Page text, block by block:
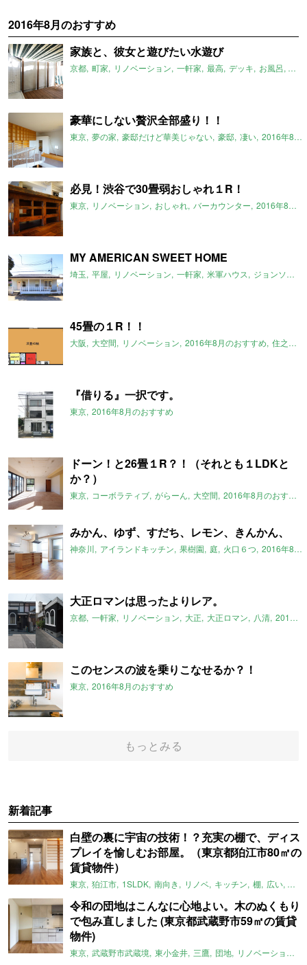
2016年8月のおすすめ
家族と、彼女と遊びたい水遊び
京都 町家 リノベーション 一軒家 最高 デッキ お風呂 水
豪華にしない贅沢全部盛り！！
東京 夢の家 豪邸だけど華美じゃない 豪邸 凄い 2016年8月のおすすめ
必見！渋谷で30畳弱おしゃれ１R！
東京 リノベーション おしゃれ バーカウンター 2016年8月のおすすめ
MY AMERICAN SWEET HOME
埼玉 平屋 リノベーション 一軒家 米軍ハウス ジョンソンタウン
45畳の１R！！
大阪 大空間 リノベーション 2016年8月のおすすめ 住之江
『借りる』一択です。
東京 2016年8月のおすすめ
ドーン！と26畳１R？！（それとも１LDKと
か？）
東京 コーボラティブ がらーん 大空間 2016年8月のおすすめ
みかん、ゆず、すだち、レモン、きんかん、
神奈川 アイランドキッチン 果樹園 庭 火口６つ 2016年8月のおすすめ
大正ロマンは思ったよりレア。
京都 一軒家 リノベーション 大正 大正ロマン 八清 2016年8月のおすすめ
このセンスの波を乗りこなせるか？！
東京 2016年8月のおすすめ
もっとみる
新着記事
白壁の裏に宇宙の技術！？充実の棚で、ディス
プレイを愉しむお部屋。（東京都狛江市80㎡の
賃貸物件）
東京 狛江市 1SLDK 南向き リノベ キッチン 棚 広い ガイ
令和の団地はこんなに心地よい。木のぬくもり
で包み直しました (東京都武蔵野市59㎡の賃貸
物件)
東京 武蔵野市武蔵境 東小金井 三鷹 団地 リノベーション